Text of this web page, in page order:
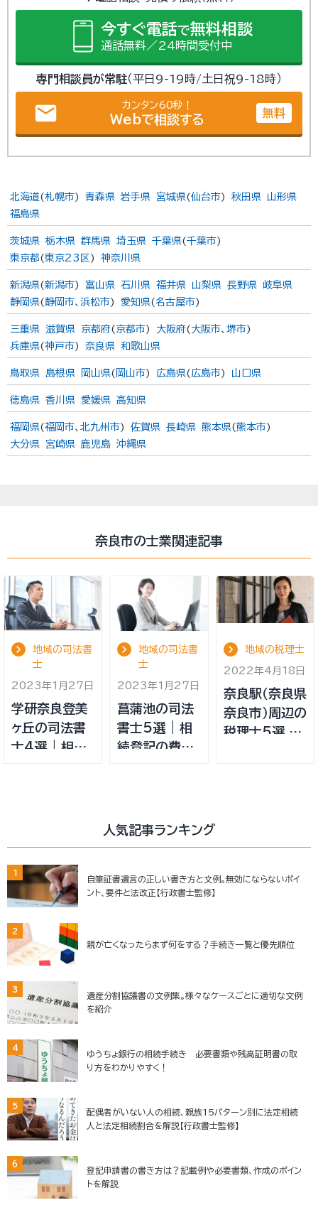
今すぐ電話で無料相談
通話無料／24時間受付中
専門相談員が常駐（平日9-19時/土日祝9-18時）
email カンタン60秒！
Webで相談する 無料
北海道(札幌市) 青森県 岩手県 宮城県(仙台市) 秋田県
山形県
福島県
茨城県 栃木県 群馬県 埼玉県 千葉県(千葉市)
東京都( 東京23区 ) 神奈川県
新潟県(新潟市) 富山県 石川県 福井県 山梨県 長野県
岐阜県
静岡県(静岡市、 浜松市) 愛知県(名古屋市)
三重県 滋賀県 京都府( 京都市) 大阪府( 大阪市、 堺市)
兵庫県(神戸市) 奈良県 和歌山県
鳥取県 島根県 岡山県( 岡山市) 広島県( 広島市) 山口県
徳島県 香川県 愛媛県 高知県
福岡県(福岡市、 北九州市) 佐賀県 長崎県 熊本県(熊本市)
大分県
宮崎県 鹿児島 沖縄県
奈良市の士業関連記事
地域の司法書
士
2023年1月27日
学研奈良登美
ヶ丘の司法書
士4選 | 相続
地域の司法書
士
2023年1月27日
菖蒲池の司法
書士5選 | 相
続登記の費用
地域の税理士
2022年4月18日
奈良駅（奈良県
奈良市）周辺の
税理士5選 相
人気記事ランキング
1
自筆証書遺言の正しい書き方と文例。無効にならないポイ
ント、要件と法改正【行政書士監修】
2
親が亡くなったらまず何をする？手続き一覧と優先順位
3
遺産分割協議書の文例集。様々なケースごとに適切な文例
を紹介
4
ゆうちょ銀行の相続手続き 必要書類や残高証明書の取
り方をわかりやすく！
5
配偶者がいない人の相続、親族15パターン別に法定相続
人と法定相続割合を解説【行政書士監修】
6
登記申請書の書き方は？記載例や必要書類、作成のポイン
トを解説